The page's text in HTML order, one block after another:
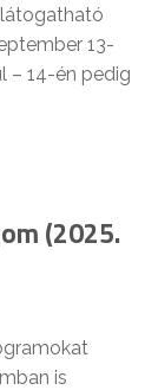
13-
– 14-én pedig
(2025.
is